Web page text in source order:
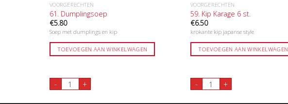
VOORGERECHTEN
61. Dumplingsoep
€5.80
Soep met dumplings en kip
TOEVOEGEN AAN WINKELWAGEN
- 61. Dumplingsoep aantal
+
VOORGERECHTEN
59. Kip Karage 6 st.
€6.50
krokante kip japanse style
TOEVOEGEN AAN WINKELWAGEN
- 59. Kip Karage 6 st. aantal
+